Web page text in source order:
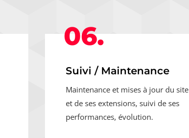
06.
Suivi / Maintenance
Maintenance et mises à jour du site
et de ses extensions, suivi de ses
performances, évolution.